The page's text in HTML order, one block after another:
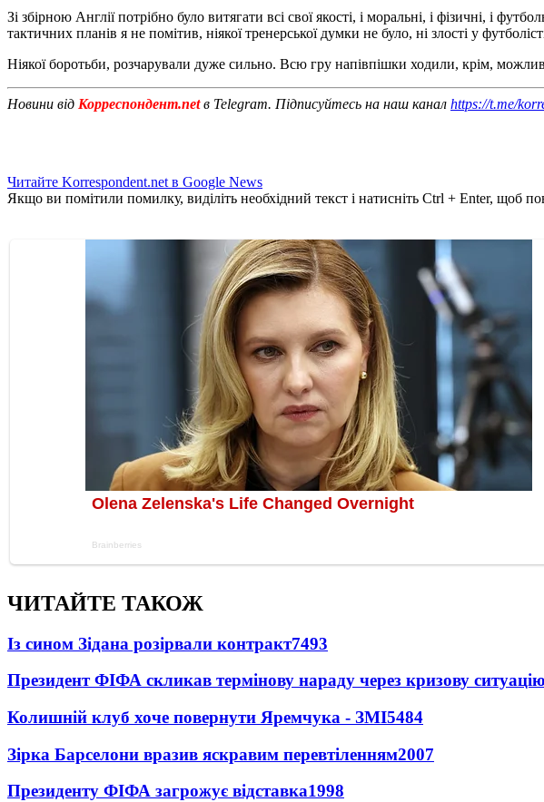
Зі збірною Англії потрібно було витягати всі свої якості, і моральні, і фізичні, і
тактичних планів я не помітив, ніякої тренерської думки не було, ні злості у
Ніякої боротьби, розчарували дуже сильно. Всю гру напівпішки ходили, крім,
Новини від Корреспондент.netв Telegram. Підписуйтесь на наш канал https://t.me/
Читайте Korrespondent.net в Google News
Якщо ви помітили помилку, виділіть необхідний текст і натисніть Ctrl + Enter, щоб
ЧИТАЙТЕ ТАКОЖ
Із сином Зідана розірвали контракт7493
Президент ФІФА скликав термінову нараду через кризову ситуацію
Колишній клуб хоче повернути Яремчука - ЗМІ5484
Зірка Барселони вразив яскравим перевтіленням2007
Президенту ФІФА загрожує відставка1998